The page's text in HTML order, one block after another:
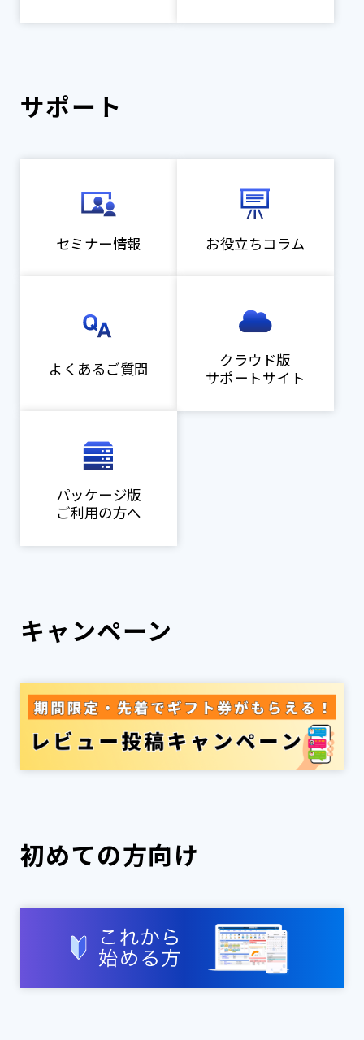
サポート
セミナー情報 お役立ちコラム
よくあるご質問
クラウド版
サポートサイト
パッケージ版
ご利用の方へ
キャンペーン
初めての方向け